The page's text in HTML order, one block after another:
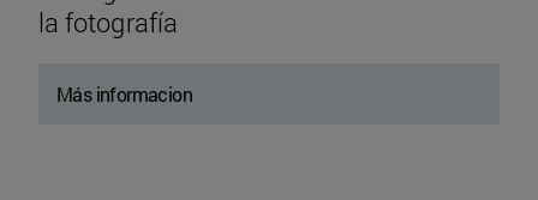
la fotografía
Más informacion